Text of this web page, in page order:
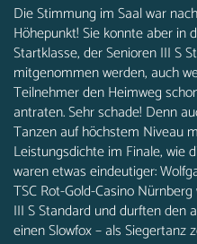
Die Stimmung im Saal war
Höhepunkt! Sie konnte aber in
Startklasse, der Senioren III S
mitgenommen werden, auch
Teilnehmer den Heimweg
antraten. Sehr schade! Denn
Tanzen auf höchstem Niveau
Leistungsdichte im Finale, wie
waren etwas eindeutiger:
TSC Rot-Gold-Casino
III S Standard und durften den
einen Slowfox – als Siegertanz